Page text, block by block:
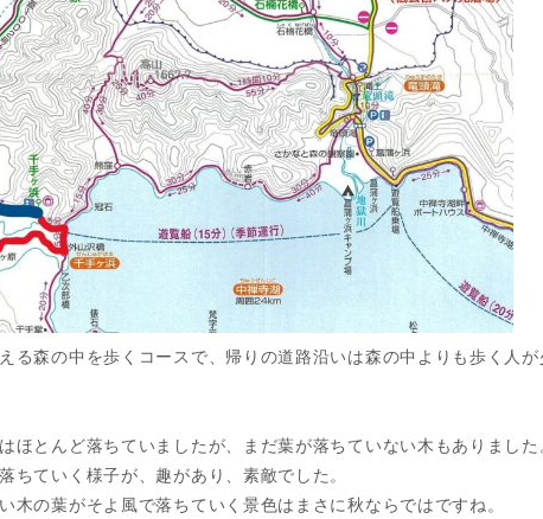
る森の中を歩くコースで、帰りの道路沿いは森の中よりも歩く人
ほとんど落ちていましたが、まだ葉が落ちていない木もありまし
ちていく様子が、趣があり、素敵でした。
木の葉がそよ風で落ちていく景色はまさに秋ならではですね。